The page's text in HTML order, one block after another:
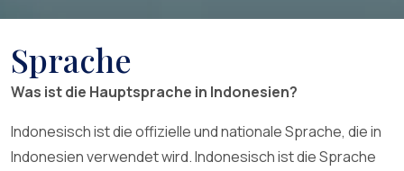
Sprache
Was ist die Hauptsprache in Indonesien?
Indonesisch ist die offizielle und nationale Sprache, die in
Indonesien verwendet wird. Indonesisch ist die Sprache